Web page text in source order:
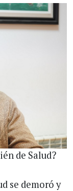
de Salud?
se demoró y